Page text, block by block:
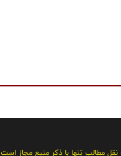
مطالب تنها با ذکر منبع مجاز است